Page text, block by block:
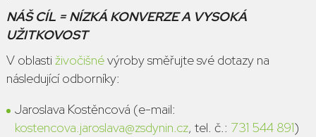
NÁŠ CÍL = NÍZKÁ KONVERZE A VYSOKÁ
UŽITKOVOST
V oblastiživočišnévýroby směřujte své dotazy na
následující odborníky:
Jaroslava Kostěncová (e-mail:
kostencova.jaroslava@zsdynin.cz, tel. č.: 731 544 891)